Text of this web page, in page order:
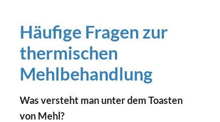
Häufige Fragen zur
thermischen
Mehlbehandlung
Was versteht man unter dem Toasten
von Mehl?